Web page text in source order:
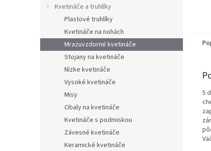
Kvetináče a truhlíky
Plastové truhlíky
Kvetináče na nohách
Mrazuvzdorné kvetináče
Stojany na kvetináče
Nízke kvetináče
Vysoké kvetináče
Misy
Obaly na kvetináče
Kvetináče s podmiskou
Závesné kvetináče
Keramické kvetináče
5